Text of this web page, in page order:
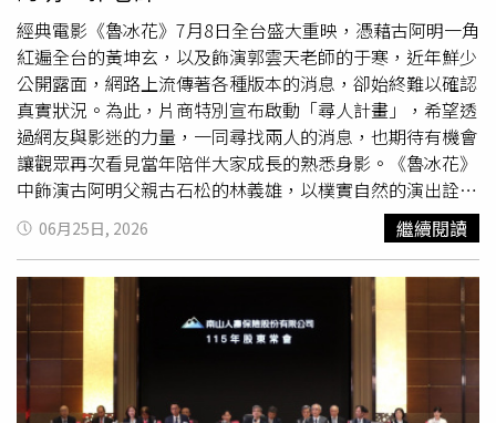
小時，配合新裝管線連接作業。【南投縣】南投市將於6月
29日上午9時至下午4時停水7小時，影響三和一路、三和二
路、中山南街、中興路、公園南街、嘉和北路、大同南街、
復興路及三和里等地，停水原因為漏水管段測試。【嘉義
縣】嘉義縣中埔鄉社口村將於6月29日上午8時30分至下午5
時30分停水9小時，配合汰換管線工程施工。【台南市】台
南市後壁區將於6月29日上午10時至下午5時停水7小時，影
響中山路、仁愛路口、忠孝路口、振興街口及省道台一線縱
貫公路南北道路兩側用戶，主因為新設配管施工。【高雄
市】高雄市停水時間為6月29日上午9時至下午4時，共7小
時。影響範圍包括仁武區楠興東路、興西路、鳳仁路及鳳楠
路；大社區經建路；楠梓區建楠路、朝仁路、朝新路、朝陽
路、楠梓路、楠陽路、高楠公路等多條道路。此次停水將配
合計量管網委外建置及漏水調查作業。【花蓮縣】花蓮縣玉
里鎮花東縱谷公路將於6月29日上午9時至10時停水1小時，
受到牙口咬不動、食慾變差和胃口縮小等生理限制，加上深
信「老了要清淡」的觀念，導致長者在有能力進食時主動減
肉。這種蛋白質攝取不足的現象，正好與研究中「體重偏
輕、肌肉流失」的健康風險完全吻合。針對高齡者如何有效
補充蛋白質，有日本醫師提出了3大具體做法。第一是「改
變肉品形態」，咬不動整塊肉的長者可改吃絞肉、肉末蒸蛋
或軟爛肉燥，蛋白質含量並不會因此減少；第二是「三餐均
衡攝取」，尤其要改善長者早餐只吃粥、吐司等缺乏蛋白質
的習慣，建議加入雞蛋或豆腐；第三則是「調整進食順
序」，建議80歲以上長者改掉先喝湯、吃菜的習慣，養成
「第一口先吃肉」的反射動作，確保在食慾最好時優先補足
蛋白質。韋恩最後也提醒，雖然動物性蛋白質對長者至關重
要，但飲食調整仍須因人而異。肉類的種類應多樣化輪換，
包括雞、豬、牛、魚、蛋及乳製品，避免長期只偏重單一來
源或過量攝取紅肉，否則仍有其他健康風險。此外，若長者
經典電影《魯冰花》7月8日全台盛大重映，憑藉古阿明一角
紅遍全台的黃坤玄，以及飾演郭雲天老師的于寒，近年鮮少
公開露面，網路上流傳著各種版本的消息，卻始終難以確認
真實狀況。為此，片商特別宣布啟動「尋人計畫」，希望透
過網友與影迷的力量，一同尋找兩人的消息，也期待有機會
讓觀眾再次看見當年陪伴大家成長的熟悉身影。《魯冰花》
中飾演古阿明父親古石松的林義雄，以樸實自然的演出詮釋
農村父親沉默卻深刻的愛，成功演活台灣觀眾心中經典的父
親形象，林義雄曾坦言自己是用「做父親的真心」投入角
色，真摯演出至今仍令觀眾印象深刻；而金馬影帝陳松勇飾
演的鄉長林 長壽 ，則以鮮明的角色形象，呈現當時根深蒂固
的階級觀念與權力結構，至今仍經常被影迷提起，足見角色
的經典。相隔37年，《魯冰花》將以數位修復版再度重返大
銀幕，也在今年獲選坎城影展經典單元（Cannes
Classics），讓這部台灣影史經典再次站上國際舞台。消息
06月25日, 2026 繼續閱讀